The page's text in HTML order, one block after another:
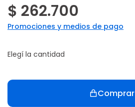
$ 262.700
Promociones y medios de pago
Elegí la cantidad
Comprar